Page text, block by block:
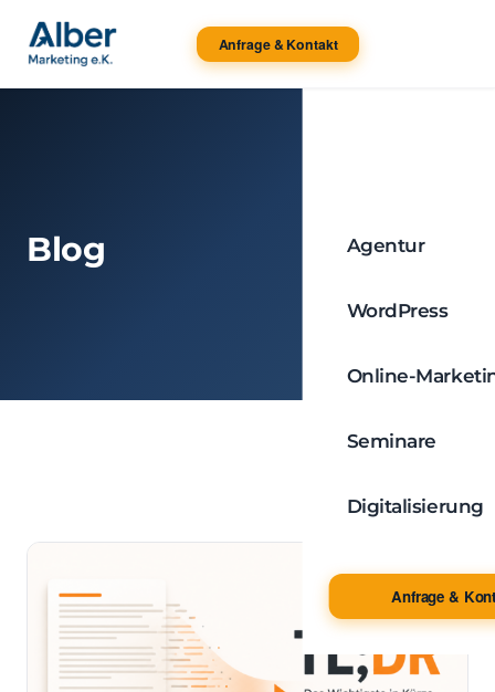
Anfrage & Kontakt
Agentur
WordPress
Online-
Seminare
Digitalisierung
Anfrage &
Blog